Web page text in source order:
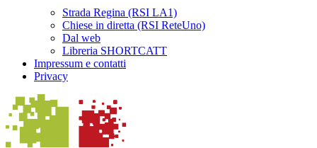
Strada Regina (RSI LA1)
Chiese in diretta (RSI ReteUno)
Dal web
Libreria SHORTCATT
Impressum e contatti
Privacy